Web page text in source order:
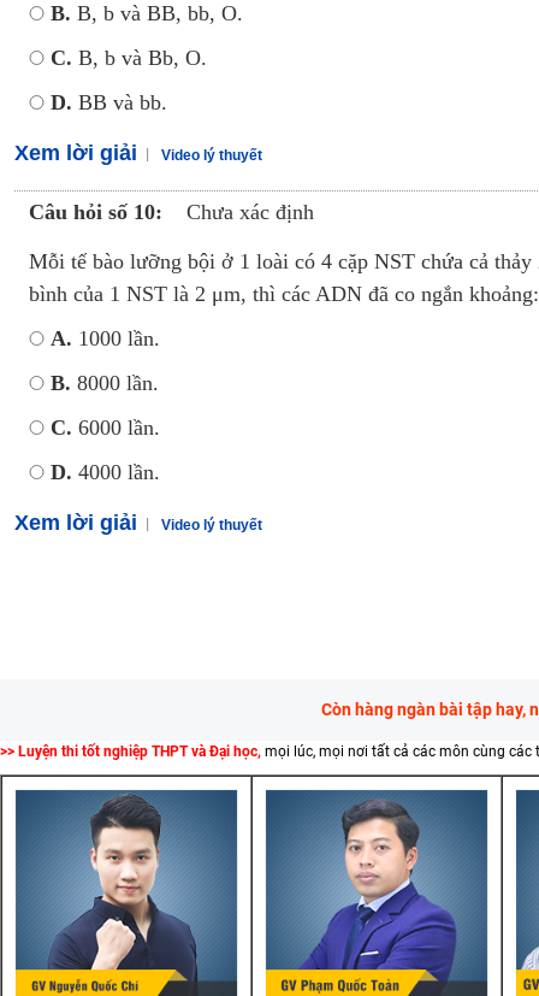
B. B, b và BB, bb, O.
C. B, b và Bb, O.
D. BB và bb.
Xem lời giải Video lý thuyết
Câu hỏi số 10: Chưa xác định
Mỗi tế bào lưỡng bội ở 1 loài có 4 cặp NST chứa cả thảy
bình của 1 NST là 2 μm, thì các ADN đã co ngắn khoảng:
A. 1000 lần.
B. 8000 lần.
C. 6000 lần.
D. 4000 lần.
Xem lời giải Video lý thuyết
Còn hàng ngàn bài tập hay,
>> Luyện thi tốt nghiệp THPT và Đại học, mọi lúc, mọi nơi tất cả các môn cùng các